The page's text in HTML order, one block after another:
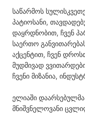
საწარმოს
პატიოსანი,
დაყრდნობით, ჩვენ
საერთო
აქცენტით, ჩვენ
მუდმივად
ჩვენი მიზანია,
ელიაში
მნიშვნელოვანი